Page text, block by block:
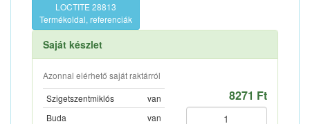
LOCTITE 28813
Termékoldal, referenciák
Saját készlet
Azonnal elérhető saját raktárról
Szigetszentmiklós
van
Buda
van
8271 Ft